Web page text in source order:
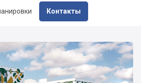
Контакты